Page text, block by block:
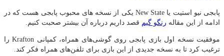
پابجی نیو استیت یا New State یکی از نسخه های محبوب پابجی هست که در
ادامه از این مقاله رنگو گیم قصد داریم درباره آن بیشتر صحبت کنیم.
موفقیت نسخه اول بازی پابجی روی گوشی‌های همراه، کمپانی Krafton را
ترغیب کرد تا به نسخه جدیدی از این بازی برای تلفن‌های همراه فکر کند.